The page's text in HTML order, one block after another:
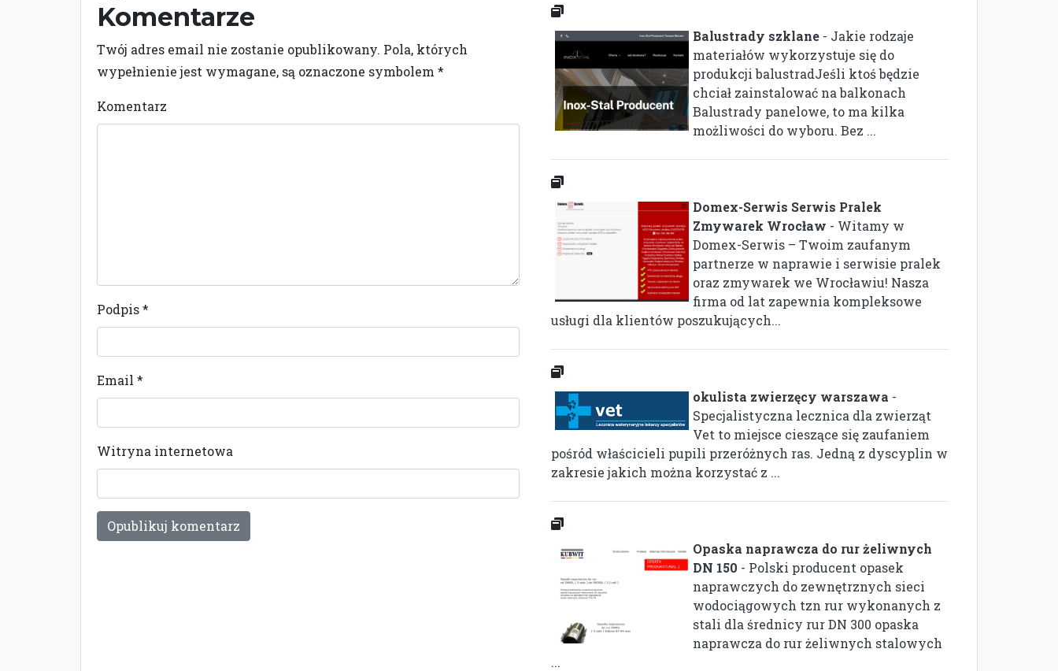
Komentarze
Twój adres email nie zostanie opublikowany. Pola, których
wypełnienie jest wymagane, są oznaczone symbolem *
Komentarz
Podpis*
Email *
Witryna internetowa
Balustrady szklane - Jakie rodzaje
materiałów wykorzystuje się do
produkcji balustradJeśli ktoś będzie
chciał zainstalować na balkonach
Balustrady panelowe, to ma kilka
możliwości do wyboru. Bez ...
Domex-Serwis Serwis Pralek
Zmywarek Wrocław - Witamy w
Domex-Serwis – Twoim zaufanym
partnerze w naprawie i serwisie pralek
oraz zmywarek we Wrocławiu! Nasza
firma od lat zapewnia kompleksowe
usługi dla klientów poszukujących...
okulista zwierzęcy warszawa -
Specjalistyczna lecznica dla zwierząt
Vet to miejsce cieszące się zaufaniem
pośród właścicieli pupili przeróżnych ras. Jedną z dyscyplin w
zakresie jakich można korzystać z ...
Opaska naprawcza do rur żeliwnych
DN 150 - Polski producent opasek
naprawczych do zewnętrznych sieci
wodociągowych tzn rur wykonanych z
stali dla średnicy rur DN 300 opaska
naprawcza do rur żeliwnych stalowych
...